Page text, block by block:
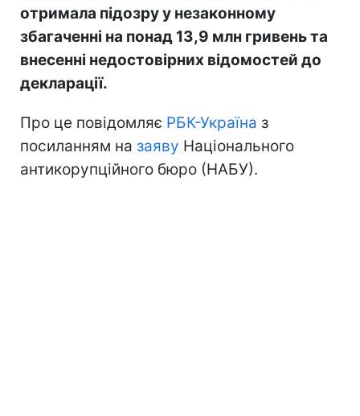
отримала підозру у незаконному
збагаченні на понад 13,9 млн гривень та
внесенні недостовірних відомостей до
декларації.
Про це повідомляє РБК-Україна з
посиланням на заяву Національного
антикорупційного бюро (НАБУ).